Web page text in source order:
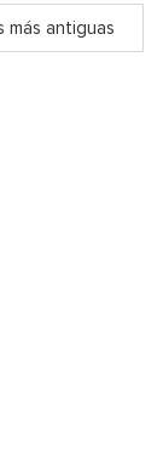
más antiguas